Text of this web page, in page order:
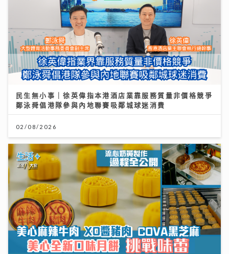
民生無小事｜徐英偉指本港酒店業靠服務質量非價格競爭
鄭泳舜倡港隊參與內地聯賽吸鄰城球迷消費
02/08/2026